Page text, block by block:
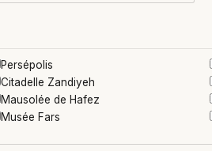
Persépolis
Citadelle Zandiyeh
Mausolée de Hafez
Musée Fars